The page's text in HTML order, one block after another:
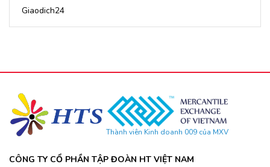
Giaodich24
Thành viên Kinh doanh 009 của MXV
CÔNG TY CỔ PHẦN TẬP ĐOÀN HT VIỆT NAM